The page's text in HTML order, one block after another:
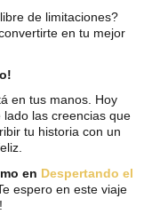
de limitaciones?
en tu mejor
en tus manos. Hoy
las creencias que
tu historia con un
en Despertando el
espero en este viaje